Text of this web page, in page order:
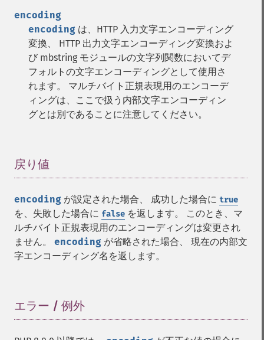
encoding
encoding は、HTTP 入力文字エンコーディング
変換、 HTTP 出力文字エンコーディング変換およ
び mbstring モジュールの文字列関数においてデ
フォルトの文字エンコーディングとして使用さ
れます。 マルチバイト正規表現用のエンコーデ
ィングは、ここで扱う内部文字エンコーディン
グとは別であることに注意してください。
戻り値
encoding が設定された場合、 成功した場合に true
を、失敗した場合に false を返します。 このとき、マ
ルチバイト正規表現用のエンコーディングは変更され
ません。 encoding が省略された場合、 現在の内部文
字エンコーディング名を返します。
エラー / 例外